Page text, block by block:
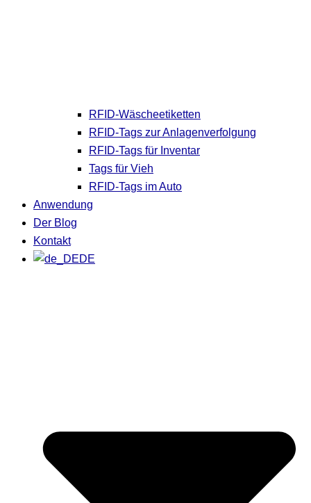
RFID-Wäscheetiketten
RFID-Tags zur Anlagenverfolgung
RFID-Tags für Inventar
Tags für Vieh
RFID-Tags im Auto
Anwendung
Der Blog
Kontakt
DE